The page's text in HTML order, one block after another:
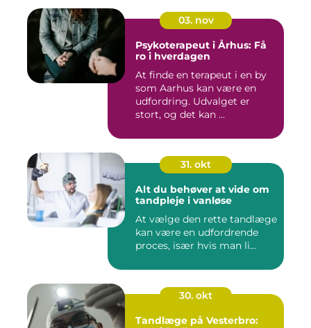
03. nov
Psykoterapeut i Århus: Få
ro i hverdagen
At finde en terapeut i en by
som Aarhus kan være en
udfordring. Udvalget er
stort, og det kan ...
31. okt
Alt du behøver at vide om
tandpleje i vanløse
At vælge den rette tandlæge
kan være en udfordrende
proces, især hvis man li...
30. okt
Tandlæge på Vesterbro: